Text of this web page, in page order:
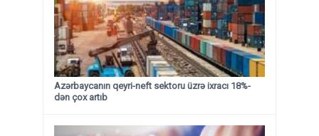
Azərbaycanın qeyri-neft sektoru üzrə ixracı 18%-
dən çox artıb